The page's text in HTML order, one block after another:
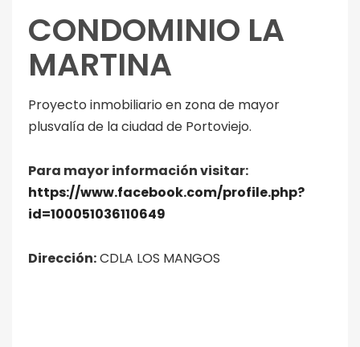
CONDOMINIO LA
MARTINA
Proyecto inmobiliario en zona de mayor
plusvalía de la ciudad de Portoviejo.
Para mayor información visitar:
https://www.facebook.com/profile.php?
id=100051036110649
Dirección:CDLA LOS MANGOS